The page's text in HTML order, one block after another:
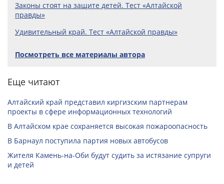
Законы стоят на защите детей. Тест «Алтайской
правды»
Удивительный край. Тест «Алтайской правды»
Посмотреть все материалы автора
Еще читают
Алтайский край представил киргизским партнерам
проекты в сфере информационных технологий
В Алтайском крае сохраняется высокая пожароопасность
В Барнаул поступила партия новых автобусов
Жителя Камень-на-Оби будут судить за истязание супруги
и детей